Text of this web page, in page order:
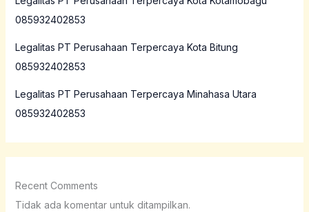
085932402853
Legalitas PT Perusahaan Terpercaya Kota Bitung
085932402853
Legalitas PT Perusahaan Terpercaya Minahasa Utara
085932402853
Recent Comments
Tidak ada komentar untuk ditampilkan.